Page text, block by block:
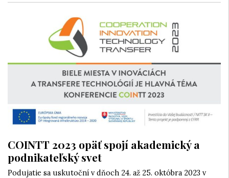
COINTT 2023 opäť spojí akademický a
podnikateľský svet
Podujatie sa uskutoční v dňoch 24. až 25. októbra 2023 v